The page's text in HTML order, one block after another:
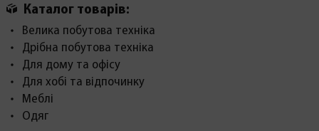
Каталог товарів:
Велика побутова техніка
Дрібна побутова техніка
Для дому та офісу
Для хобі та відпочинку
Меблі
Одяг